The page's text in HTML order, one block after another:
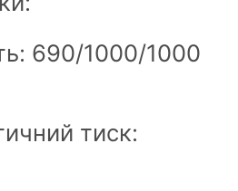
690/1000/1000
тиск: